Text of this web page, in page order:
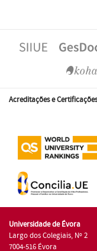
Acreditações e Certificações
Universidade de Évora
Largo dos Colegiais, Nº 2
7004-516 Évora